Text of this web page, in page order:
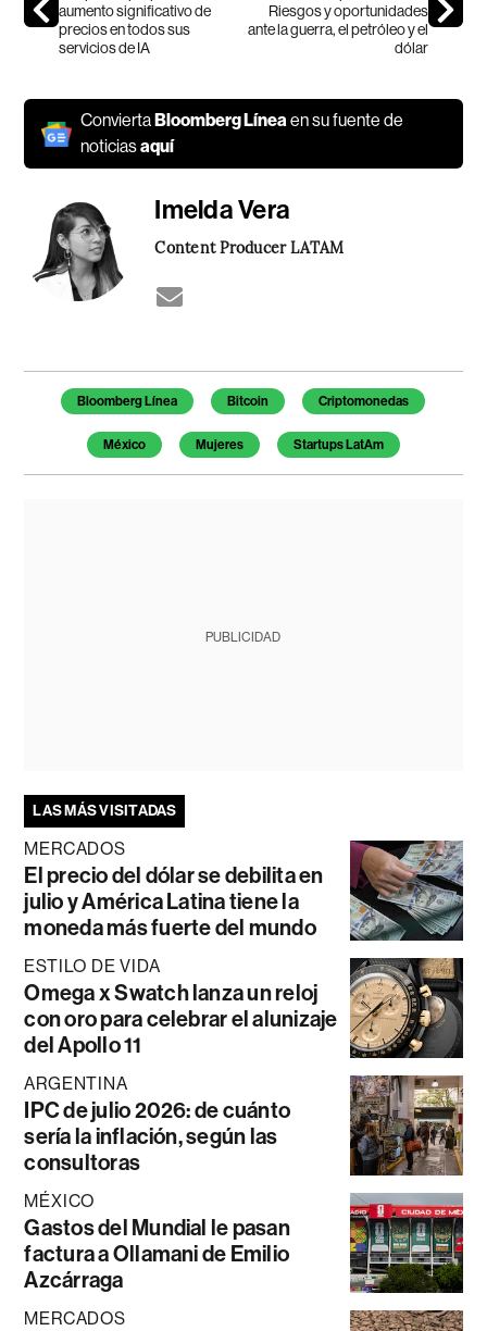
aumento significativo de
precios en todos sus
servicios de IA
Riesgos y oportunidades
ante la guerra, el petróleo y el
dólar
Convierta Bloomberg Líneaen su fuente de
noticiasaquí
Imelda Vera
Content Producer LATAM
Temas de este artículo
Bloomberg Línea Bitcoin Criptomonedas
México Mujeres Startups LatAm
PUBLICIDAD
LAS MÁS VISITADAS
MERCADOS
El precio del dólar se debilita en
julio y América Latina tiene la
moneda más fuerte del mundo
ESTILO DE VIDA
Omega x Swatch lanza un reloj
con oro para celebrar el alunizaje
del Apollo 11
ARGENTINA
IPC de julio 2026: de cuánto
sería la inflación, según las
consultoras
MÉXICO
Gastos del Mundial le pasan
factura a Ollamani de Emilio
Azcárraga
MERCADOS